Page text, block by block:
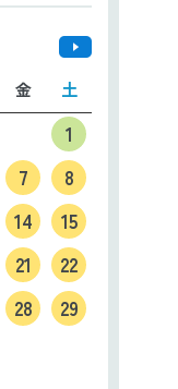
金 土
1
7
8
14
15
21
22
28
29